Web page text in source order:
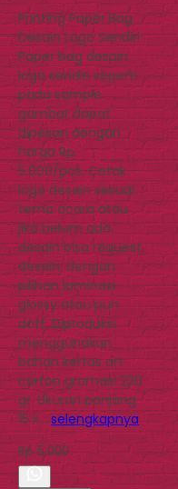
Printing Paper Bag
Desain Logo Sendiri
Paper bag desain
logo sendiri seperti
pada sample
gambar dapat
dipesan dengan
harga Rp.
5.000/pcs. Cetak
logo desain sesuai
tema acara atau
jika belum ada
desain bisa request
desain, dengan
pilihan laminasi
glossy atau pun
doff. Diproduksi
menggunakan
bahan kertas art
carton gramasi 230
gr. Ukuran panjang
15 x…selengkapnya
Rp 5.000